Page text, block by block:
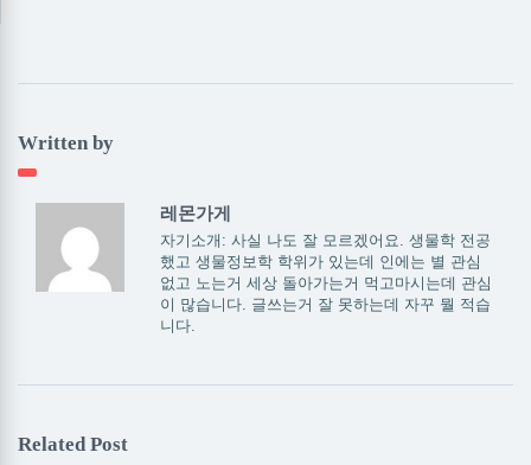
Written by
레몬가게
자기소개: 사실 나도 잘 모르겠어요. 생물학 전공
했고 생물정보학 학위가 있는데 인에는 별 관심
없고 노는거 세상 돌아가는거 먹고마시는데 관심
이 많습니다. 글쓰는거 잘 못하는데 자꾸 뭘 적습
니다.
Related Post